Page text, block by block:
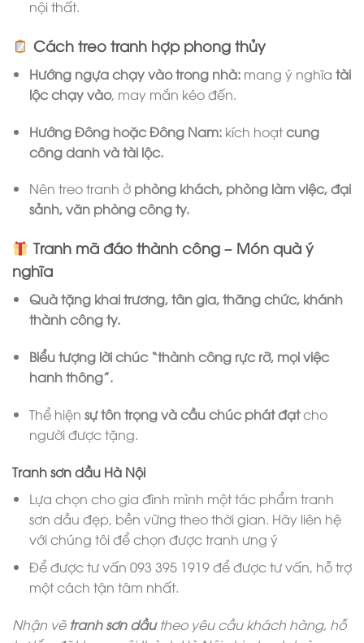
nội thất.
Cách treo tranh hợp phong thủy
Hướng ngựa chạy vào trong nhà:mang ý nghĩa tài
lộc chạy vào, may mắn kéo đến.
Hướng Đông hoặc Đông Nam:kích hoạtcung
công danh và tài lộc.
Nên treo tranh ở phòng khách, phòng làm việc, đại
sảnh, văn phòng công ty.
Tranh mã đáo thành công – Món quà ý
nghĩa
Quà tặng khai trương, tân gia, thăng chức, khánh
thành công ty.
Biểu tượng lời chúc “thành công rực rỡ, mọi việc
hanh thông”.
Thể hiện sự tôn trọng và cầu chúc phát đạtcho
người được tặng.
Tranh sơn dầu Hà Nội
Lựa chọn cho gia đình mình một tác phẩm tranh
sơn dầu đẹp, bền vững theo thời gian. Hãy liên hệ
với chúng tôi để chọn được tranh ưng ý
Để được tư vấn 093 395 1919 để được tư vấn, hỗ trợ
một cách tận tâm nhất.
Nhận vẽ tranh sơn dầutheo yêu cầu khách hàng, hỗ